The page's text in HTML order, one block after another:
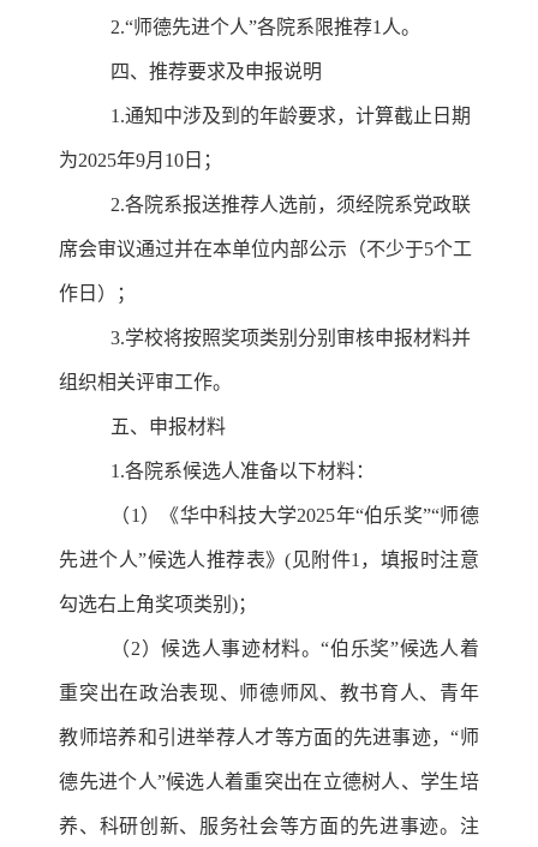
2.“师德先进个人”各院系限推荐1人。
四、推荐要求及申报说明
1.通知中涉及到的年龄要求，计算截止日期
为2025年9月10日；
2.各院系报送推荐人选前，须经院系党政联
席会审议通过并在本单位内部公示（不少于5个工
作日）；
3.学校将按照奖项类别分别审核申报材料并
组织相关评审工作。
五、申报材料
1.各院系候选人准备以下材料：
（1）《华中科技大学2025年“伯乐奖”“师德
先进个人”候选人推荐表》(见附件1，填报时注意
勾选右上角奖项类别)；
（2）候选人事迹材料。“伯乐奖”候选人着
重突出在政治表现、师德师风、教书育人、青年
教师培养和引进举荐人才等方面的先进事迹，“师
德先进个人”候选人着重突出在立德树人、学生培
养、科研创新、服务社会等方面的先进事迹。注